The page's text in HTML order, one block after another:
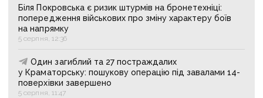
Біля Покровська є ризик штурмів на бронетехніці:
попередження військових про зміну характеру боїв
на напрямку
5 серпня, 12:36
Один загиблий та 27 постраждалих
у Краматорську: пошукову операцію під завалами 14-
поверхівки завершено
5 серпня, 11:47